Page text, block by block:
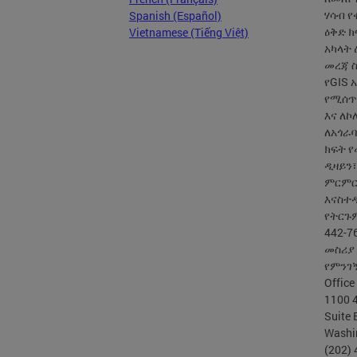
Spanish (Español)
Vietnamese (Tiếng Việt)
ሃሳብ
ዕቅድ
አካላት
መረጃ
የሚሰጥ
እና
ክፍት
442-
መስሪያ
1100
Suite
(202)